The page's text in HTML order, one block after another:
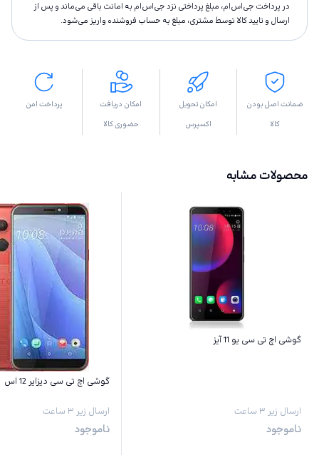
در پرداخت جی‌اس‌ام، مبلغ پرداختى نزد جی‌اس‌ام به امانت باقى مى‌ماند و پس از
ارسال و تاييد كالا توسط مشتری، مبلغ به حساب فروشنده واريز مى‌شود.
ضمانت اصل بودن
کالا
امکان تحویل
اکسپرس
امکان دریافت
حضوری کالا
پرداخت امن
محصولات مشابه
گوشی اچ تی سی یو 11 آیز
ارسال زیر ۳ ساعت
ناموجود
گوشی اچ تی سی دیزایر 12 اس
ارسال زیر ۳ ساعت
ناموجود